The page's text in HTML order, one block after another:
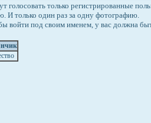
голосовать только регистрированные
И только один раз за одну фотографию.
войти под своим именем, у вас должна